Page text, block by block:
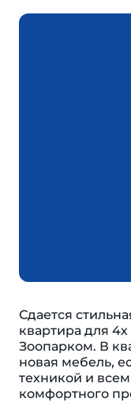
Сдается
квартира для
Зоопарком. В
новая мебель,
техникой и
комфортного